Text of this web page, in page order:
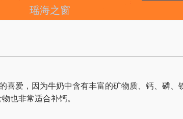
瑶海之窗
爱，因为牛奶中含有丰富的矿物质、钙、磷
也非常适合补钙。